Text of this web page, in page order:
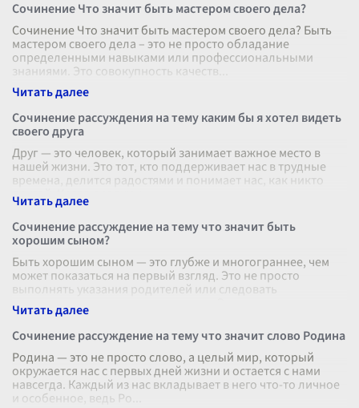
Сочинение Что значит быть мастером своего дела?
Сочинение Что значит быть мастером своего дела? Быть
мастером своего дела – это не просто обладание
определенными навыками или профессиональными
знаниями. Это совокупность качеств
Сочинение рассуждения на тему каким бы я хотел видеть
своего друга
Друг — это человек, который занимает важное место в
нашей жизни. Это тот, кто поддерживает нас в трудные
времена, делится радостями и понимает нас, как никто
другой. Когда я задумы
Сочинение рассуждение на тему что значит быть
хорошим сыном?
Быть хорошим сыном — это глубже и многограннее, чем
может показаться на первый взгляд. Это не просто
выполнять указания родителей или следовать
установленным нормам поведения. Это
Сочинение рассуждение на тему что значит слово Родина
Родина — это не просто слово, а целый мир, который
окружается нас с первых дней жизни и остается с нами
навсегда. Каждый из нас вкладывает в него что-то личное
и особенное, ведь Ро